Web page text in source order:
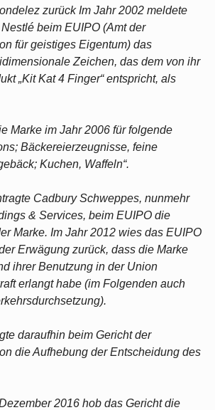
zurück Im Jahr 2002 meldete
beim EUIPO (Amt der
für geistiges Eigentum) das
Zeichen, das dem von ihr
„Kit Kat 4 Finger“ entspricht, als
Marke im Jahr 2006 für folgende
Bäckereierzeugnisse, feine
Kuchen, Waffeln“.
Cadbury Schweppes, nunmehr
& Services, beim EUIPO die
Marke. Im Jahr 2012 wies das EUIPO
Erwägung zurück, dass die Marke
ihrer Benutzung in der Union
erlangt habe (im Folgenden auch
daraufhin beim Gericht der
die Aufhebung der Entscheidung des
2016 hob das Gericht die